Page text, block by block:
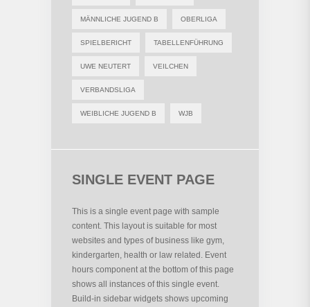
MÄNNLICHE JUGEND B OBERLIGA
SPIELBERICHT TABELLENFÜHRUNG
UWE NEUTERT VEILCHEN
VERBANDSLIGA
WEIBLICHE JUGEND B WJB
SINGLE EVENT PAGE
This is a single event page with sample
content. This layout is suitable for most
websites and types of business like gym,
kindergarten, health or law related. Event
hours component at the bottom of this page
shows all instances of this single event.
Build-in sidebar widgets shows upcoming